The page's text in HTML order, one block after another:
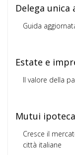
Delega unica
Guida
Estate e
Il valore della
Mutui
Cresce il
città italiane